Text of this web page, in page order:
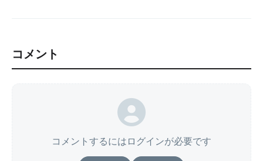
コメント
コメントするにはログインが必要です